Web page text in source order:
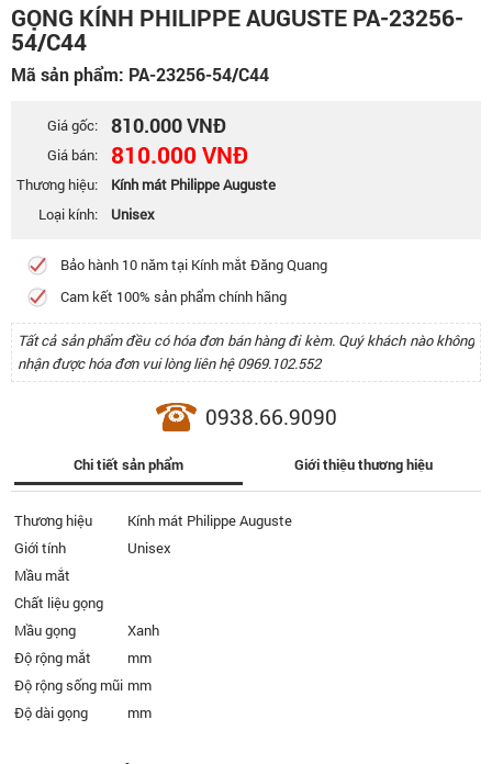
GỌNG KÍNH PHILIPPE AUGUSTE PA-23256-
54/C44
Mã sản phẩm: PA-23256-54/C44
Giá gốc: 810.000 VNĐ
Giá bán: 810.000 VNĐ
Thương hiệu:
Kính mát Philippe Auguste
Loại kính:
Unisex
Bảo hành 10 năm tại Kính mắt Đăng Quang
Cam kết 100% sản phẩm chính hãng
Tất cả sản phẩm đều có hóa đơn bán hàng đi kèm. Quý khách nào không
nhận được hóa đơn vui lòng liên hệ 0969.102.552
0938.66.9090
Chi tiết sản phẩm Giới thiệu thương hiệu
Thương hiệu
Kính mát Philippe Auguste
Giới tính
Unisex
Mầu mắt
Chất liệu gọng
Mầu gọng
Xanh
Độ rộng mắt
mm
Độ rộng sống mũi mm
Độ dài gọng
mm